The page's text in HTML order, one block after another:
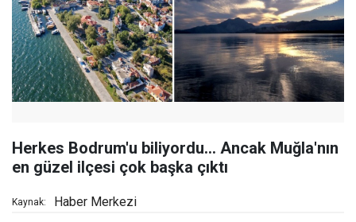
Herkes Bodrum'u biliyordu... Ancak Muğla'nın
en güzel ilçesi çok başka çıktı
Kaynak: Haber Merkezi